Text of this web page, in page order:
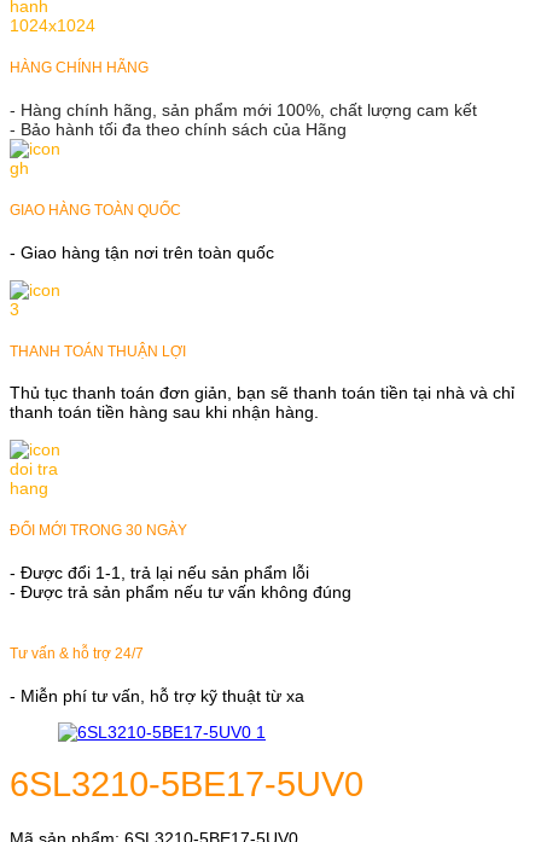
HÀNG CHÍNH HÃNG
- Hàng chính hãng, sản phẩm mới 100%, chất lượng cam kết
- Bảo hành tối đa theo chính sách của Hãng
GIAO HÀNG TOÀN QUỐC
- Giao hàng tận nơi trên toàn quốc
THANH TOÁN THUẬN LỢI
Thủ tục thanh toán đơn giản, bạn sẽ thanh toán tiền tại nhà và chỉ
thanh toán tiền hàng sau khi nhận hàng.
ĐỔI MỚI TRONG 30 NGÀY
- Được đổi 1-1, trả lại nếu sản phẩm lỗi
- Được trả sản phẩm nếu tư vấn không đúng
Tư vấn & hỗ trợ 24/7
- Miễn phí tư vấn, hỗ trợ kỹ thuật từ xa
6SL3210-5BE17-5UV0
Mã sản phẩm: 6SL3210-5BE17-5UV0